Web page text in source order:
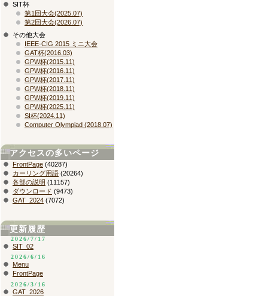
SIT杯
第1回大会(2025.07)
第2回大会(2026.07)
その他大会
IEEE-CIG 2015 ミニ大会
GAT杯(2016.03)
GPW杯(2015.11)
GPW杯(2016.11)
GPW杯(2017.11)
GPW杯(2018.11)
GPW杯(2019.11)
GPW杯(2025.11)
SI杯(2024.11)
Computer Olympiad (2018.07)
アクセスの多いページ
FrontPage (40287)
カーリング用語 (20264)
各部の説明 (11157)
ダウンロード (9473)
GAT_2024 (7072)
更新履歴
2026/7/17
SIT_02
2026/6/16
Menu
FrontPage
2026/3/16
GAT_2026